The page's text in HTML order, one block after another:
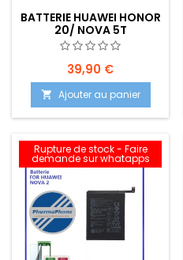
BATTERIE HUAWEI HONOR
20/ NOVA 5T
HB386589ECW
EMPLACEMENT: Z02-R10-
E09
39,90 €
 Ajouter au panier
Rupture de stock - Faire
demande sur whatapps